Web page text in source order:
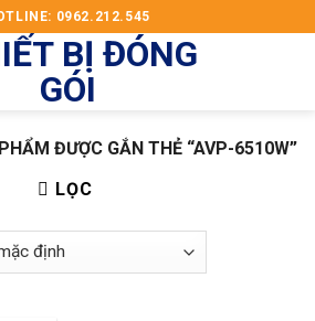
0962.212.545
ĐƯỢC GẮN THẺ “AVP-6510W”
LỌC